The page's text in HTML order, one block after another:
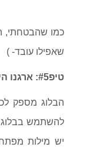
כמו שהבטחתי,
שאפילו עובד- )
טיפ#5: ארגנו היטב את תוכן הבלוג בהתאם לפלטפורמת הרשת
הבלוג מספק
להשתמש בבלוג
יש מילות